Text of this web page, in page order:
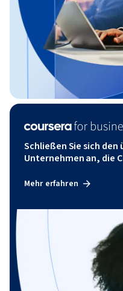
Schließen Sie sich den
Unternehmen an, die
Mehr erfahren